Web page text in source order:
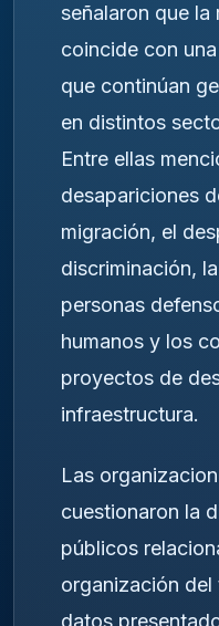
señalaron que la
coincide con
que continúan
en distintos
Entre ellas
desapariciones
migración, el
discriminación,
personas
humanos y los
proyectos de
infraestructura.
Las
cuestionaron la
públicos
organización del
datos